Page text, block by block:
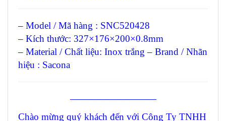
– Model / Mã hàng : SNC520428
– Kích thước: 327×176×200×0.8mm
– Material / Chất liệu: Inox trắng – Brand / Nhãn
hiệu : Sacona
—————————
Chào mừng quý khách đến với Công Ty TNHH